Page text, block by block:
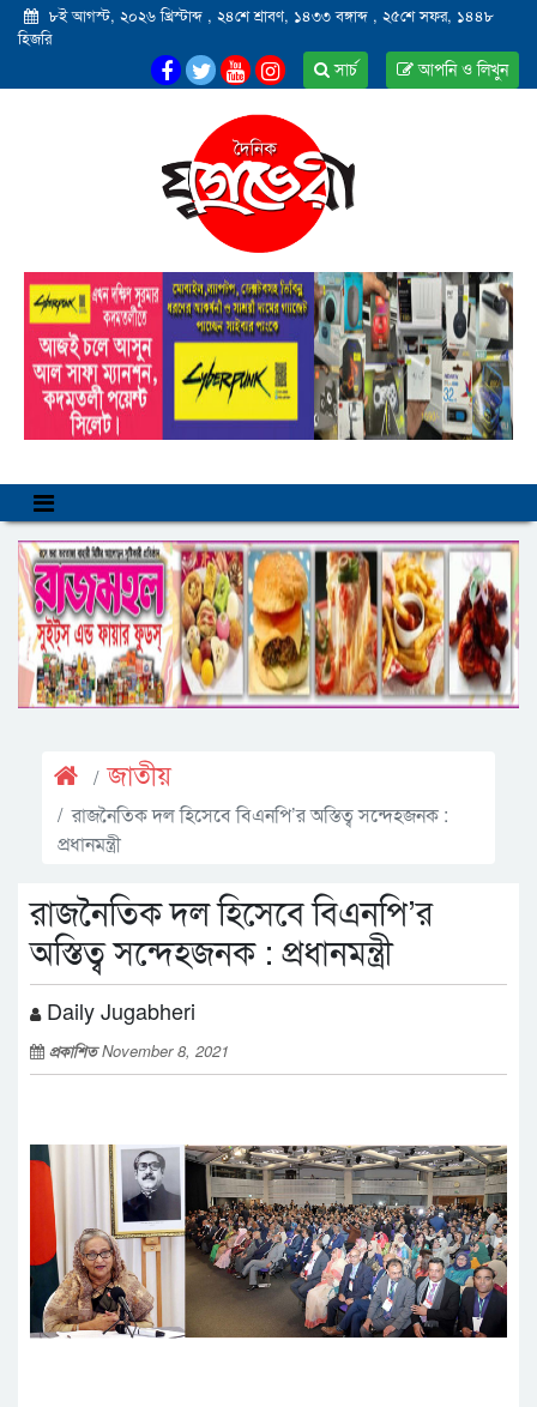
৮ই আগস্ট, ২০২৬ খ্রিস্টাব্দ , ২৪শে শ্রাবণ, ১৪৩৩ বঙ্গাব্দ , ২৫শে সফর, ১৪৪৮
হিজরি
আপনি ও লিখুন
সার্চ
জাতীয়
রাজনৈতিক দল হিসেবে বিএনপি’র অস্তিত্ব সন্দেহজনক :
প্রধানমন্ত্রী
রাজনৈতিক দল হিসেবে বিএনপি’র
অস্তিত্ব সন্দেহজনক : প্রধানমন্ত্রী
Daily Jugabheri
প্রকাশিতNovember 8, 2021